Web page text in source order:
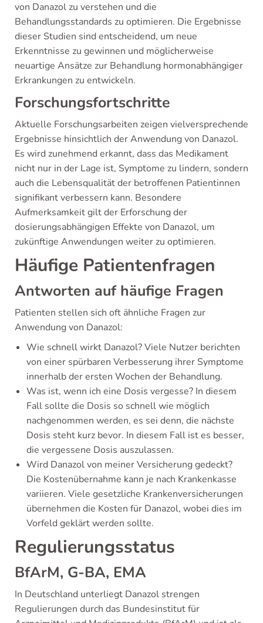
von Danazol zu verstehen und die
Behandlungsstandards zu optimieren. Die Ergebnisse
dieser Studien sind entscheidend, um neue
Erkenntnisse zu gewinnen und möglicherweise
neuartige Ansätze zur Behandlung hormonabhängiger
Erkrankungen zu entwickeln.
Forschungsfortschritte
Aktuelle Forschungsarbeiten zeigen vielversprechende
Ergebnisse hinsichtlich der Anwendung von Danazol.
Es wird zunehmend erkannt, dass das Medikament
nicht nur in der Lage ist, Symptome zu lindern, sondern
auch die Lebensqualität der betroffenen Patientinnen
signifikant verbessern kann. Besondere
Aufmerksamkeit gilt der Erforschung der
dosierungsabhängigen Effekte von Danazol, um
zukünftige Anwendungen weiter zu optimieren.
Häufige Patientenfragen
Antworten auf häufige Fragen
Patienten stellen sich oft ähnliche Fragen zur
Anwendung von Danazol:
Wie schnell wirkt Danazol? Viele Nutzer berichten
von einer spürbaren Verbesserung ihrer Symptome
innerhalb der ersten Wochen der Behandlung.
Was ist, wenn ich eine Dosis vergesse? In diesem
Fall sollte die Dosis so schnell wie möglich
nachgenommen werden, es sei denn, die nächste
Dosis steht kurz bevor. In diesem Fall ist es besser,
die vergessene Dosis auszulassen.
Wird Danazol von meiner Versicherung gedeckt?
Die Kostenübernahme kann je nach Krankenkasse
variieren. Viele gesetzliche Krankenversicherungen
übernehmen die Kosten für Danazol, wobei dies im
Vorfeld geklärt werden sollte.
Regulierungsstatus
BfArM, G-BA, EMA
In Deutschland unterliegt Danazol strengen
Regulierungen durch das Bundesinstitut für